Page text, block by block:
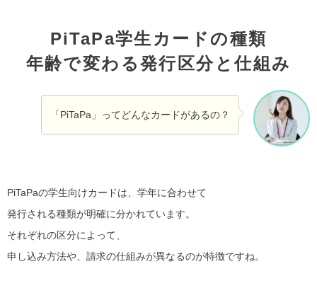
PiTaPa学生カードの種類
年齢で変わる発行区分と仕組み
「PiTaPa」ってどんなカードがあるの？
PiTaPaの学生向けカードは、学年に合わせて
発行される種類が明確に分かれています。
それぞれの区分によって、
申し込み方法や、請求の仕組みが異なるのが特徴ですね。